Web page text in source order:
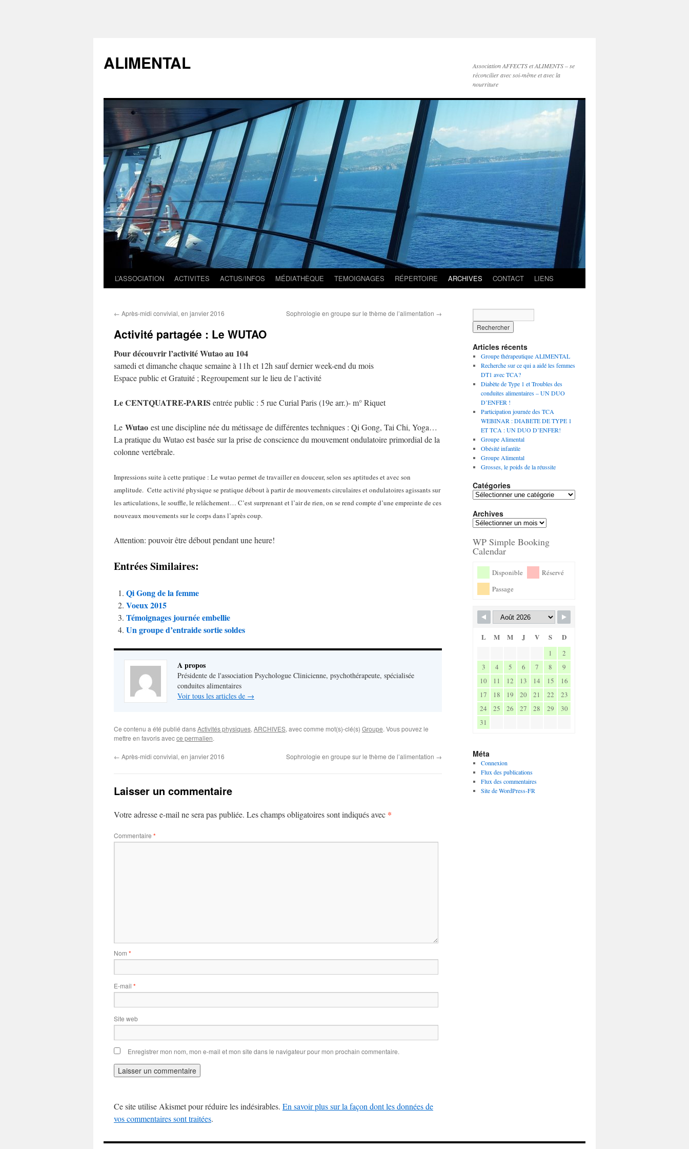
ALIMENTAL
Association AFFECTS et ALIMENTS – se
réconcilier avec soi-même et avec la
nourriture
L’ASSOCIATION ACTIVITES ACTUS/INFOS MÉDIATHÈQUE TEMOIGNAGES RÉPERTOIRE ARCHIVES CONTACT LIENS
← Après-midi convivial, en janvier 2016 Sophrologie en groupe sur le thème de l’alimentation →
Activité partagée : Le WUTAO
Pour découvrir l’activité Wutao au 104
samedi et dimanche chaque semaine à 11h et 12h sauf dernier week-end du mois
Espace public et Gratuité ; Regroupement sur le lieu de l’activité
Le CENTQUATRE-PARIS entrée public : 5 rue Curial Paris (19e arr.)- m° Riquet
Le Wutao est une discipline née du métissage de différentes techniques : Qi Gong, Tai Chi, Yoga…
La pratique du Wutao est basée sur la prise de conscience du mouvement ondulatoire primordial de la
colonne vertébrale.
Impressions suite à cette pratique : Le wutao permet de travailler en douceur, selon ses aptitudes et avec son
amplitude. Cette activité physique se pratique débout à partir de mouvements circulaires et ondulatoires agissants sur
les articulations, le souffle, le relâchement… C’est surprenant et l’air de rien, on se rend compte d’une empreinte de ces
nouveaux mouvements sur le corps dans l’après coup.
Attention: pouvoir être débout pendant une heure!
Entrées Similaires:
Qi Gong de la femme
Voeux 2015
Témoignages journée embellie
Un groupe d’entraide sortie soldes
A propos
Présidente de l'association Psychologue Clinicienne, psychothérapeute, spécialisée
conduites alimentaires
Voir tous les articles de →
Ce contenu a été publié dansActivités physiques, ARCHIVES, avec comme mot(s)-clé(s) Groupe. Vous pouvez le
mettre en favoris avecce permalien.
← Après-midi convivial, en janvier 2016 Sophrologie en groupe sur le thème de l’alimentation →
Laisser un commentaire
Votre adresse e-mail ne sera pas publiée. Les champs obligatoires sont indiqués avec *
Commentaire *
Nom *
E-mail *
Site web
Enregistrer mon nom, mon e-mail et mon site dans le navigateur pour mon prochain commentaire.
Ce site utilise Akismet pour réduire les indésirables. En savoir plus sur la façon dont les données de
vos commentaires sont traitées.
Articles récents
Groupe thérapeutique ALIMENTAL
Recherche sur ce qui a aidé les femmes
DT1 avec TCA?
Diabète de Type 1 et Troubles des
conduites alimentaires – UN DUO
D’ENFER !
Participation journée des TCA
WEBINAR : DIABETE DE TYPE 1
ET TCA : UN DUO D’ENFER!
Groupe Alimental
Obésité infantile
Groupe Alimental
Grosses, le poids de la réussite
Catégories
Archives
WP Simple Booking
Calendar
Disponible
Réservé
Passage
L M M J V S D
1
2
3
4 5 6 7 8
9
10
11 12 13 14 15
16
17
18 19 20 21 22
23
24
25 26 27 28 29
30
31
Méta
Connexion
Flux des publications
Flux des commentaires
Site de WordPress-FR